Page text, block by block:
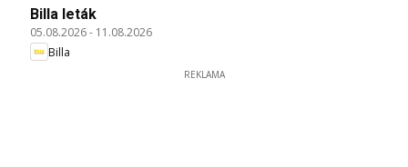
Billa leták
05.08.2026- 11.08.2026
Billa
REKLAMA